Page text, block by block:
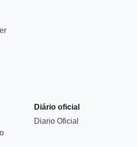
Diário oficial
Diario Oficial